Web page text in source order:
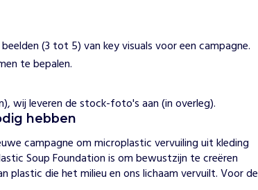
(3 tot 5) van key visuals voor een campagne.
te bepalen.
wij leveren de stock-foto's aan (in overleg).
hebben
campagne om microplastic vervuiling uit kleding
Soup Foundation is om bewustzijn te creëren
plastic die het milieu en ons lichaam vervuilt. Voor de